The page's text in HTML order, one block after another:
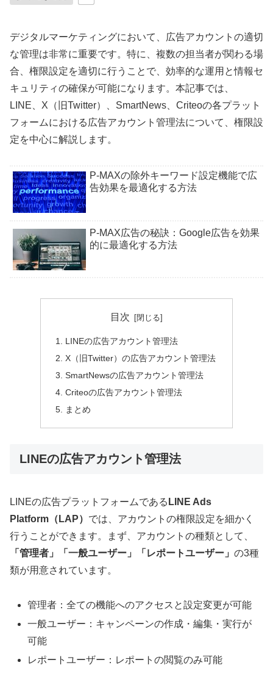
デジタルマーケティングにおいて、広告アカウントの適切
な管理は非常に重要です。特に、複数の担当者が関わる場
合、権限設定を適切に行うことで、効率的な運用と情報セ
キュリティの確保が可能になります。本記事では、
LINE、X（旧Twitter）、SmartNews、Criteoの各プラット
フォームにおける広告アカウント管理法について、権限設
定を中心に解説します。
P-MAXの除外キーワード設定機能で広
告効果を最適化する方法
P-MAX広告の秘訣：Google広告を効果
的に最適化する方法
目次
LINEの広告アカウント管理法
X（旧Twitter）の広告アカウント管理法
SmartNewsの広告アカウント管理法
Criteoの広告アカウント管理法
まとめ
LINEの広告アカウント管理法
LINEの広告プラットフォームである LINE Ads
Platform（LAP） では、アカウントの権限設定を細かく
行うことができます。まず、アカウントの種類として、
「管理者」「一般ユーザー」「レポートユーザー」 の3種
類が用意されています。
管理者：全ての機能へのアクセスと設定変更が可能
一般ユーザー：キャンペーンの作成・編集・実行が
可能
レポートユーザー：レポートの閲覧のみ可能